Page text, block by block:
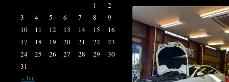
1
2
3
4 5 6 7 8
9
10
11 12 13 14 15
16
17
18 19 20 21 22
23
24
25 26 27 28 29
30
31
« Jun